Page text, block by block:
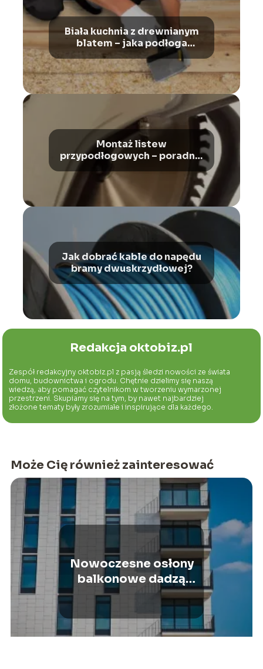
Biała kuchnia z drewnianym
blatem – jaka podłoga
będzie najlepsza?
Montaż listew
przypodłogowych – poradnik
Jak dobrać kable do napędu
bramy dwuskrzydłowej?
Redakcja oktobiz.pl
Zespół redakcyjny oktobiz.pl z pasją śledzi nowości ze świata
domu, budownictwa i ogrodu. Chętnie dzielimy się naszą
wiedzą, aby pomagać czytelnikom w tworzeniu wymarzonej
przestrzeni. Skupiamy się na tym, by nawet najbardziej
złożone tematy były zrozumiałe i inspirujące dla każdego.
Może Cię również zainteresować
Nowoczesne osłony
balkonowe dadzą
wiele prywatności i
intymności